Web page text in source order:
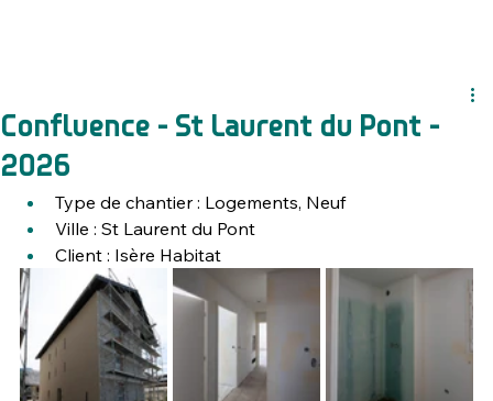
Confluence - St Laurent du Pont -
2026
Type de chantier : Logements, Neuf
Ville : St Laurent du Pont
Client : Isère Habitat